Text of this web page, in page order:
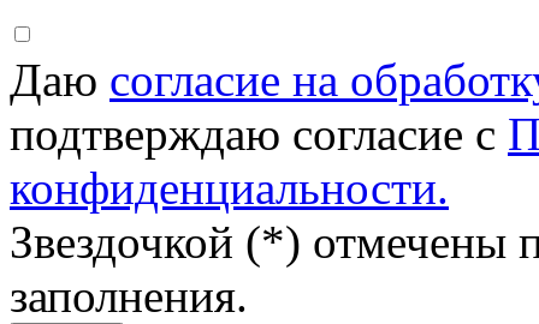
Даю согласие на
подтверждаю согласие с
конфиденциальности.
Звездочкой (*) отмечены
заполнения.